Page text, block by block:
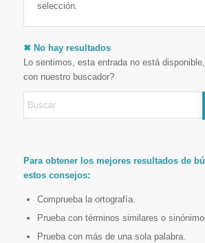
selección.
✖ No hay resultados
Lo sentimos, esta entrada no está
con nuestro buscador?
Para obtener los mejores resultados de
estos consejos:
Comprueba la ortografía.
Prueba con términos similares o
Prueba con más de una sola palabra.